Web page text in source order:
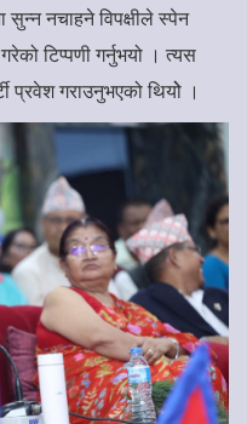
नचाहने विपक्षीले स्पेन
टिप्पणी गर्नुभयो । त्यस
प्रवेश गराउनुभएको थियोे ।